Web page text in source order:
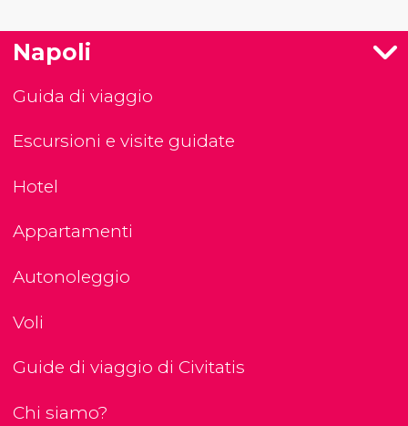
Napoli
Guida di viaggio
Escursioni e visite guidate
Hotel
Appartamenti
Autonoleggio
Voli
Guide di viaggio di Civitatis
Chi siamo?